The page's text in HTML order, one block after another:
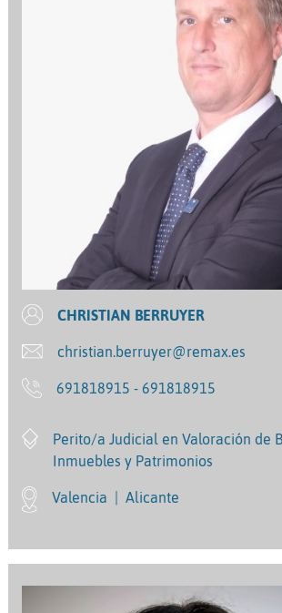
CHRISTIAN BERRUYER
christian.berruyer@remax.es
691818915 - 691818915
Perito/a Judicial en Valoración de
Inmuebles y Patrimonios
Valencia Alicante